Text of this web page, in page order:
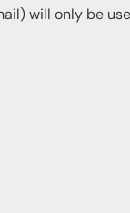
will only be